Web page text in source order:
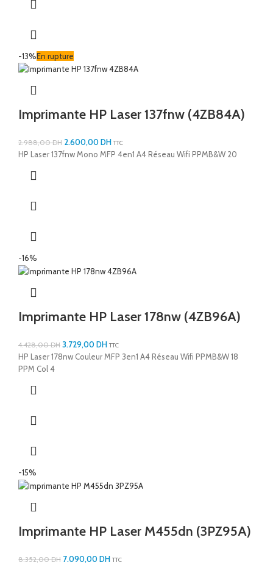
-13%En rupture
Imprimante HP Laser 137fnw (4ZB84A)
2.988,00DH 2.600,00DH TTC
HP Laser 137fnw Mono MFP 4en1 A4 Réseau Wifi PPMB&W 20
-16%
Imprimante HP Laser 178nw (4ZB96A)
4.428,00DH 3.729,00DH TTC
HP Laser 178nw Couleur MFP 3en1 A4 Réseau Wifi PPMB&W 18
PPM Col 4
-15%
Imprimante HP Laser M455dn (3PZ95A)
8.352,00DH 7.090,00DH TTC